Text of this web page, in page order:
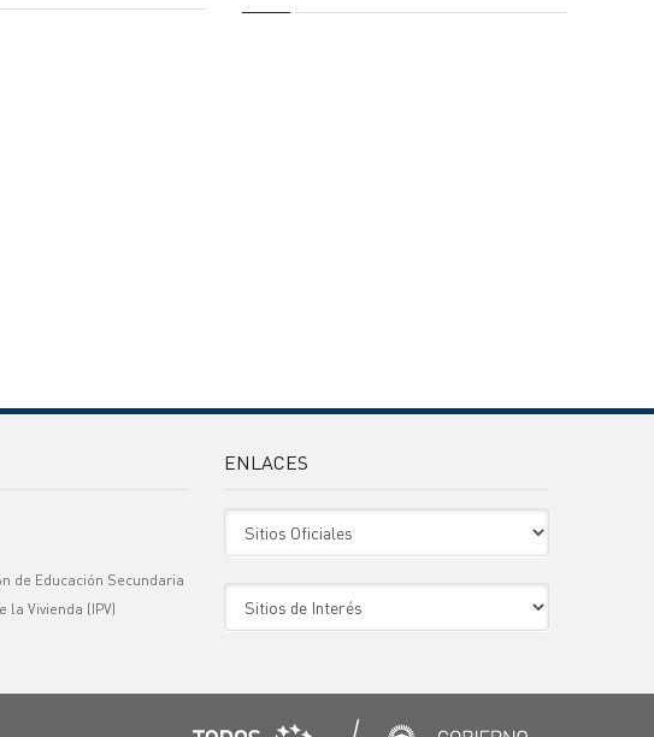
de Educación Secundaria
la Vivienda (IPV)
ENLACES